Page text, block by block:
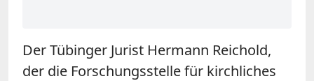
Der Tübinger Jurist Hermann Reichold,
der die Forschungsstelle für kirchliches